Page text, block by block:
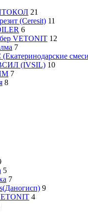
21
(Ceresit) 11
6
VETONIT 12
7
(IVSIL) 10
7
8
5
7
9
4